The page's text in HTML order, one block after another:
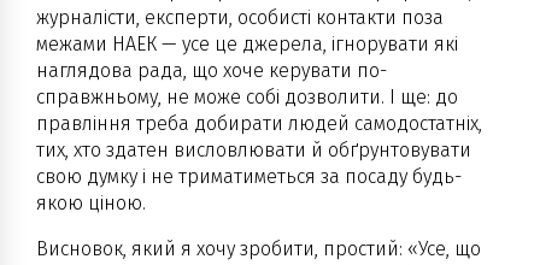
журналісти, експерти, особисті контакти поза
межами НАЕК — усе це джерела, ігнорувати які
наглядова рада, що хоче керувати по-
справжньому, не може собі дозволити. І ще: до
правління треба добирати людей самодостатніх,
тих, хто здатен висловлювати й обґрунтовувати
свою думку і не триматиметься за посаду будь-
якою ціною.
Висновок, який я хочу зробити, простий: «Усе, що